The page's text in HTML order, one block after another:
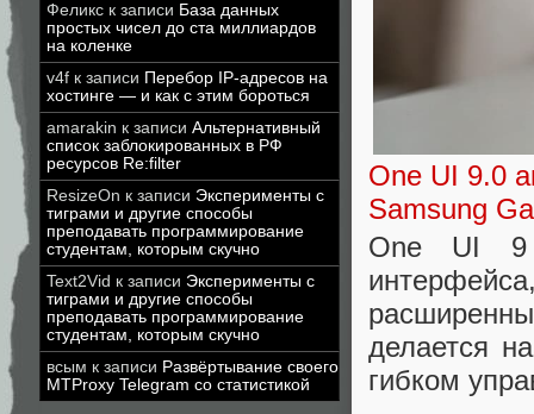
Феликс к записи База данных
простых чисел до ста миллиардов
на коленке
v4f к записи Перебор IP-адресов на
хостинге — и как с этим бороться
amarakin к записи Альтернативный
список заблокированных в РФ
ресурсов Re:filter
ResizeOn к записи Эксперименты с
тиграми и другие способы
преподавать программирование
студентам, которым скучно
Text2Vid к записи Эксперименты с
тиграми и другие способы
преподавать программирование
студентам, которым скучно
всым к записи Развёртывание своего
MTProxy Telegram со статистикой
One UI 9.0
Samsung
One UI 9
делается
гибком